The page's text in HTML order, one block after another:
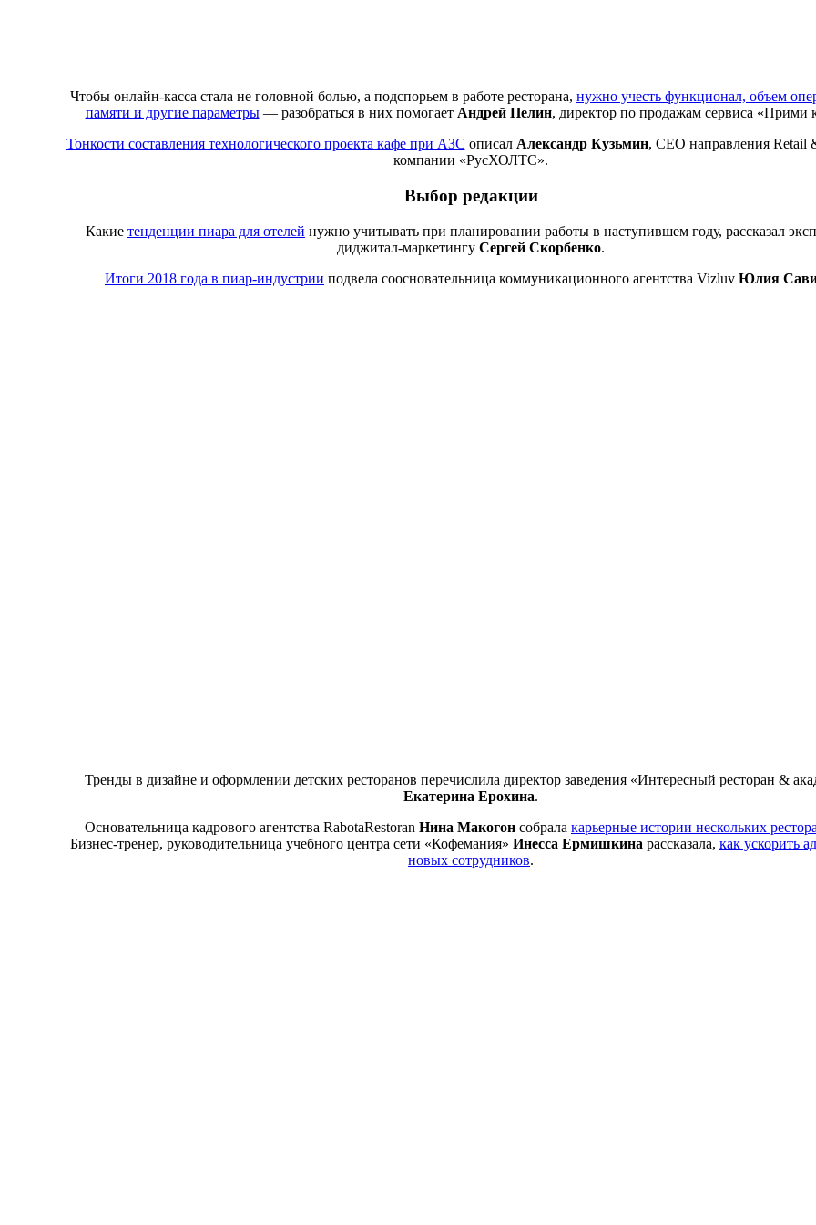
Чтобы онлайн-касса стала не головной болью, а подспорьем в работе ресторана, нужно учесть функционал, объем
памяти и другие параметры— разобраться в них помогает Андрей Пелин, директор по продажам сервиса «Прими
Тонкости составления технологического проекта кафе при АЗС описал Александр Кузьмин, CEO направления Retail
компании «РусХОЛТС».
Выбор редакции
Какие тенденции пиара для отелей нужно учитывать при планировании работы в наступившем году, рассказал
диджитал-маркетингу Сергей Скорбенко.
Итоги 2018 года в пиар-индустрии подвела соосновательница коммуникационного агентства Vizluv Юлия
Тренды в дизайне и оформлении детских ресторанов перечислила директор заведения «Интересный ресторан &
Екатерина Ерохина.
Основательница кадрового агентства RabotaRestoran Нина Макогон собрала карьерные истории нескольких
Бизнес-тренер, руководительница учебного центра сети «Кофемания» Инесса Ермишкина рассказала, как ускорить
новых сотрудников.